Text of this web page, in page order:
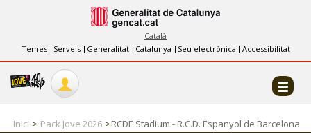
Català
Temes
Serveis Generalitat Catalunya Seu electrònica Accessibilitat
INFORMACIÓ
FES-TE EL CJ
COL·LABORADORS
Inici Pack Jove 2026 RCDE Stadium - R.C.D. Espanyol de Barcelona